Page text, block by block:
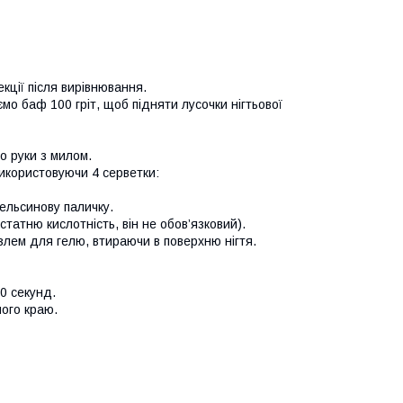
після вирівнювання.
баф 100 гріт, щоб підняти лусочки нігтьової
руки з милом.
4 серветки:
паличку.
кислотність, він не обов’язковий).
для гелю, втираючи в поверхню нігтя.
секунд.
краю.